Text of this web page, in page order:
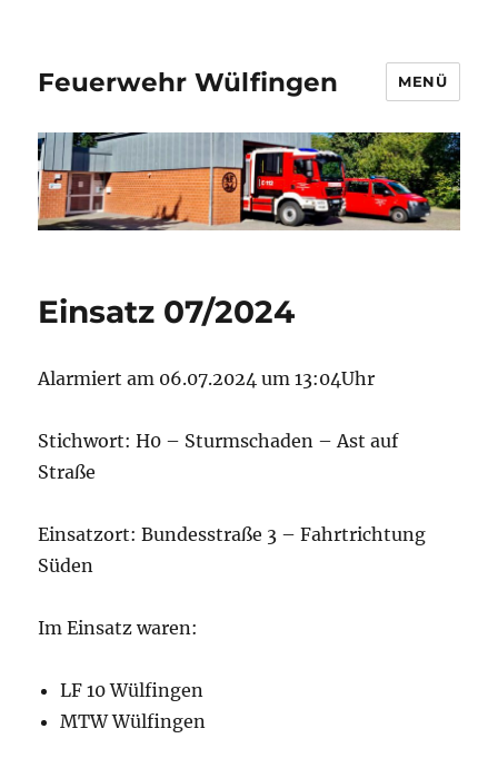
Feuerwehr Wülfingen MENÜ
Einsatz 07/2024
Alarmiert am 06.07.2024 um 13:04Uhr
Stichwort: H0 – Sturmschaden – Ast auf
Straße
Einsatzort: Bundesstraße 3 – Fahrtrichtung
Süden
Im Einsatz waren:
LF 10 Wülfingen
MTW Wülfingen